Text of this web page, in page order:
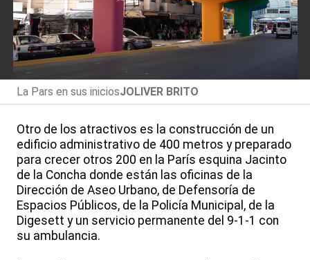
La Pars en sus iniciosJOLIVER BRITO
Otro de los atractivos es la construcción de un
edificio administrativo de 400 metros y preparado
para crecer otros 200 en la París esquina Jacinto
de la Concha donde están las oficinas de la
Dirección de Aseo Urbano, de Defensoría de
Espacios Públicos, de la Policía Municipal, de la
Digesett y un servicio permanente del 9-1-1 con
su ambulancia.